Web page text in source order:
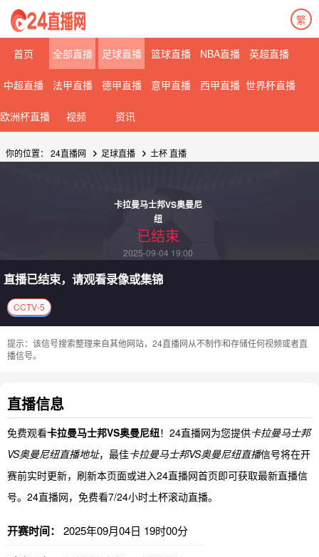
繁
首页 全部直播 足球直播 篮球直播 NBA直播 英超直播
中超直播 法甲直播 德甲直播 意甲直播 西甲直播 世界杯直播
欧洲杯直播 视频 资讯
你的位置： 24直播网 足球直播 土杯 直播
卡拉曼马士邦VS奥曼尼
纽
已结束
2025-09-04 19:00
直播已结束，请观看录像或集锦
CCTV-5
提示：该信号搜索整理来自其他网站，24直播网从不制作和存储任何视频或者直
播信号。
直播信息
免费观看卡拉曼马士邦VS奥曼尼纽！24直播网为您提供卡拉曼马士邦
VS奥曼尼纽直播地址，最佳卡拉曼马士邦VS奥曼尼纽直播信号将在开
赛前实时更新，刷新本页面或进入24直播网首页即可获取最新直播信
号。24直播网，免费看7/24小时土杯滚动直播。
开赛时间： 2025年09月04日 19时00分
08月07日 星期五
08月08日 星期六